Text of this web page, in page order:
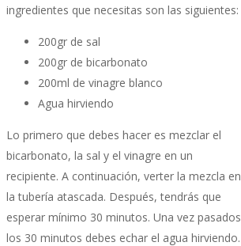
ingredientes que necesitas son las siguientes:
200gr de sal
200gr de bicarbonato
200ml de vinagre blanco
Agua hirviendo
Lo primero que debes hacer es mezclar el
bicarbonato, la sal y el vinagre en un
recipiente. A continuación, verter la mezcla en
la tubería atascada. Después, tendrás que
esperar mínimo 30 minutos. Una vez pasados
los 30 minutos debes echar el agua hirviendo.